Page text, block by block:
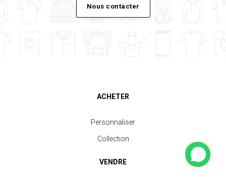
Nous contacter
ACHETER
Personnaliser
Collection
VENDRE